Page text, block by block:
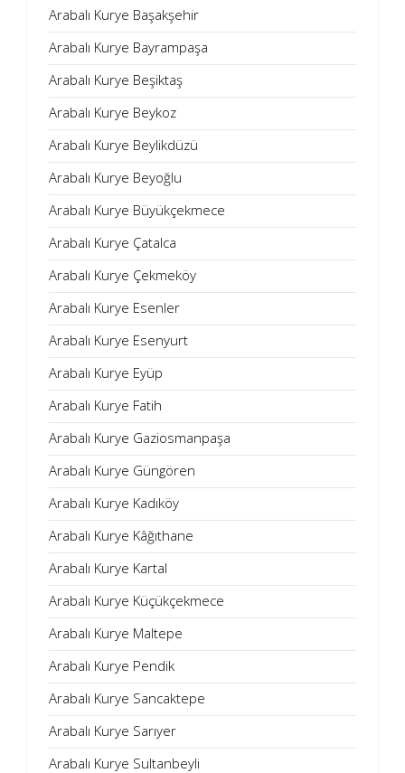
Arabalı Kurye Başakşehir
Arabalı Kurye Bayrampaşa
Arabalı Kurye Beşiktaş
Arabalı Kurye Beykoz
Arabalı Kurye Beylikdüzü
Arabalı Kurye Beyoğlu
Arabalı Kurye Büyükçekmece
Arabalı Kurye Çatalca
Arabalı Kurye Çekmeköy
Arabalı Kurye Esenler
Arabalı Kurye Esenyurt
Arabalı Kurye Eyüp
Arabalı Kurye Fatih
Arabalı Kurye Gaziosmanpaşa
Arabalı Kurye Güngören
Arabalı Kurye Kadıköy
Arabalı Kurye Kâğıthane
Arabalı Kurye Kartal
Arabalı Kurye Küçükçekmece
Arabalı Kurye Maltepe
Arabalı Kurye Pendik
Arabalı Kurye Sancaktepe
Arabalı Kurye Sarıyer
Arabalı Kurye Sultanbeyli